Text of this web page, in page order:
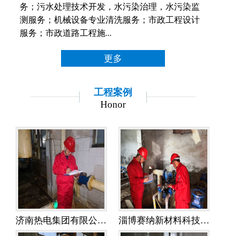
务；污水处理技术开发，水污染治理，水污染监
测服务；机械设备专业清洗服务；市政工程设计
服务；市政道路工程施...
更多
工程案例
Honor
济南热电集团有限公司金鸡岭热电分公司——水平衡测试 淄博赛纳新材料科技有限公司——水平衡测试